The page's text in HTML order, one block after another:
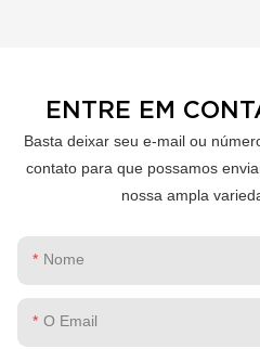
ENTRE EM
Basta deixar seu e-mail ou
contato para que possamos
nossa ampla
Nome
O Email